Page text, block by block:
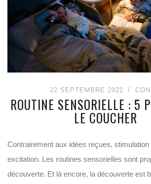
22 SEPTEMBRE 2022
ROUTINE SENSORIELLE : 5
LE COUCHER
Contrairement aux idées reçues,
excitation. Les routines sensorielles sont
découverte. Et là encore, la découverte est